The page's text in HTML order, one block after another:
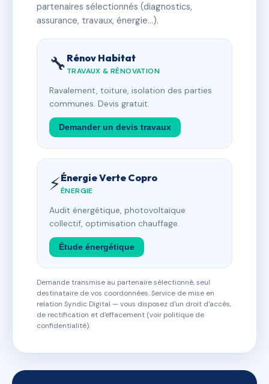
partenaires sélectionnés (diagnostics,
assurance, travaux, énergie…).
🔧 Rénov Habitat
TRAVAUX & RÉNOVATION
Ravalement, toiture, isolation des parties
communes. Devis gratuit.
Demander un devis travaux
⚡Énergie Verte Copro
ÉNERGIE
Audit énergétique, photovoltaïque
collectif, optimisation chauffage.
Étude énergétique
Demande transmise au partenaire sélectionné, seul
destinataire de vos coordonnées. Service de mise en
relation Syndic Digital — vous disposez d'un droit d'accès,
de rectification et d'effacement (voir politique de
confidentialité).